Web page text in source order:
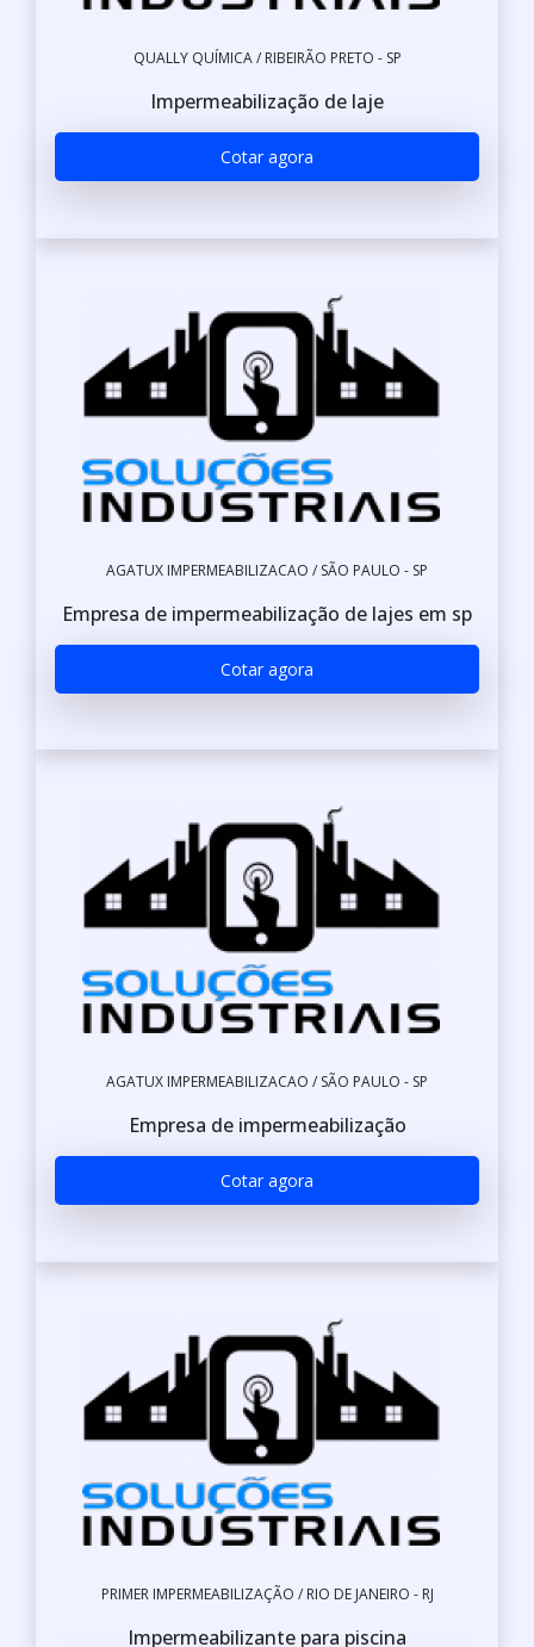
QUALLY QUÍMICA / RIBEIRÃO PRETO - SP
Impermeabilização de laje
Cotar agora
AGATUX IMPERMEABILIZACAO / SÃO PAULO - SP
Empresa de impermeabilização de lajes em sp
Cotar agora
AGATUX IMPERMEABILIZACAO / SÃO PAULO - SP
Empresa de impermeabilização
Cotar agora
PRIMER IMPERMEABILIZAÇÃO / RIO DE JANEIRO - RJ
Impermeabilizante para piscina